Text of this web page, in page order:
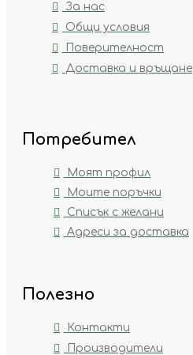
За нас
Общи условия
Поверителност
Доставка и връщане
Потребител
Моят профил
Моите поръчки
Списък с желани
Адреси за доставка
Полезно
Контакти
Производители